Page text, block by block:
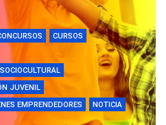
CURSOS
JUVENIL
EMPRENDEDORES
NOTICIA